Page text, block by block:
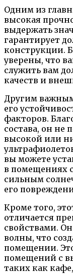
Одним из
высокая
выдержать
гарантирует
конструкции.
уверены, что
служить вам
качеств и
Другим
его
факторов.
состава, он не
высокой или
вы можете
в помещениях
сильным
его
Кроме того,
отличается
свойствами.
волны, что
помещении.
помещений с
таких как